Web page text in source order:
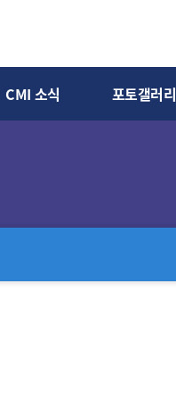
CMI 소식 포토갤러리